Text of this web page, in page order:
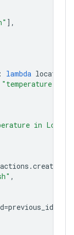
],
: lambda location
"temperature"
in
.create
,
=previous_id